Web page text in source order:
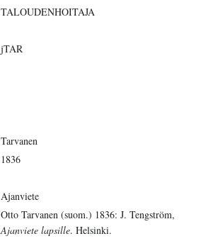
TALOUDENHOITAJA
jTAR
Tarvanen
1836
Ajanviete
Otto Tarvanen (suom.) 1836: J. Tengström,
Ajanviete lapsille. Helsinki.